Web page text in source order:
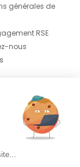
générales de
RSE
nous